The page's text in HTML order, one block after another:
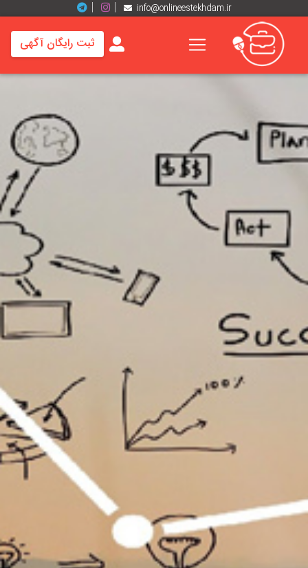
info@onlineestekhdam.ir
خانه
شغلی
برند
رزومه
ها
اخبار
تماس
با
ما
ثبت رایگان آگهی